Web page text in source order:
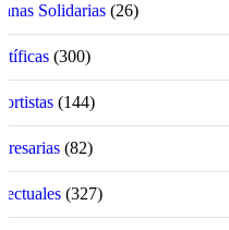
Solidarias (26)
(300)
(144)
(82)
(327)